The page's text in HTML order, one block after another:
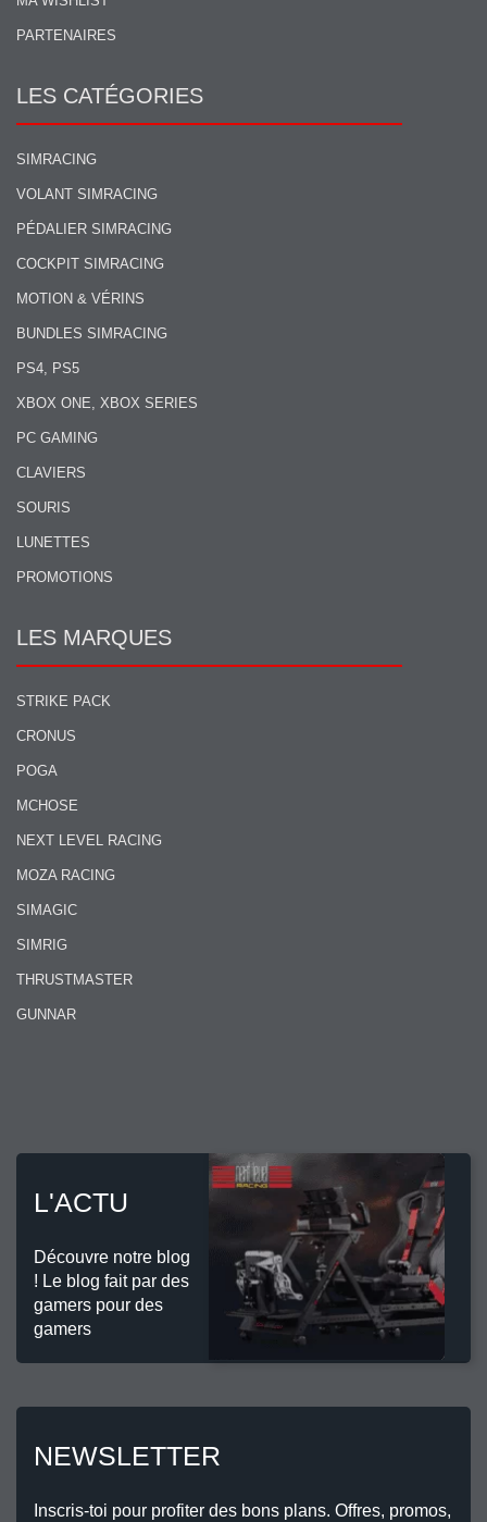
PARTENAIRES
LES CATÉGORIES
SIMRACING
VOLANT SIMRACING
PÉDALIER SIMRACING
COCKPIT SIMRACING
MOTION & VÉRINS
BUNDLES SIMRACING
PS4, PS5
XBOX ONE, XBOX SERIES
PC GAMING
CLAVIERS
SOURIS
LUNETTES
PROMOTIONS
LES MARQUES
STRIKE PACK
CRONUS
POGA
MCHOSE
NEXT LEVEL RACING
MOZA RACING
SIMAGIC
SIMRIG
THRUSTMASTER
GUNNAR
L'ACTU
Découvre notre blog
! Le blog fait par des
gamers pour des
gamers
NEWSLETTER
Inscris-toi pour profiter des bons plans. Offres, promos,